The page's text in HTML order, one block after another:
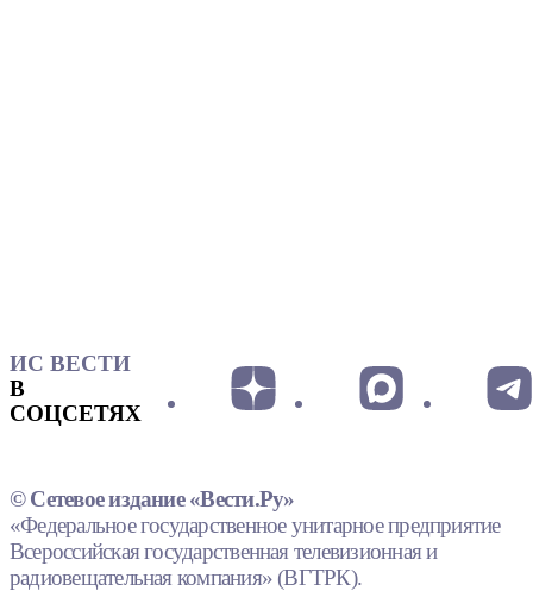
ИС ВЕСТИ
В
СОЦСЕТЯХ
© Сетевое издание «Вести.Ру»
«Федеральное государственное унитарное предприятие
Всероссийская государственная телевизионная и
радиовещательная компания» (ВГТРК).